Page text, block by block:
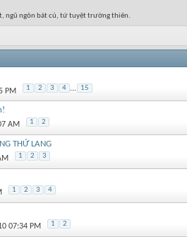
ngũ ngôn bát cú, tứ tuyệt trường thiên.
PM 1 2 3 4 ... 15
AM 1 2
THỨ LANG
1 2 3
1 2 3 4
07:34 PM 1 2